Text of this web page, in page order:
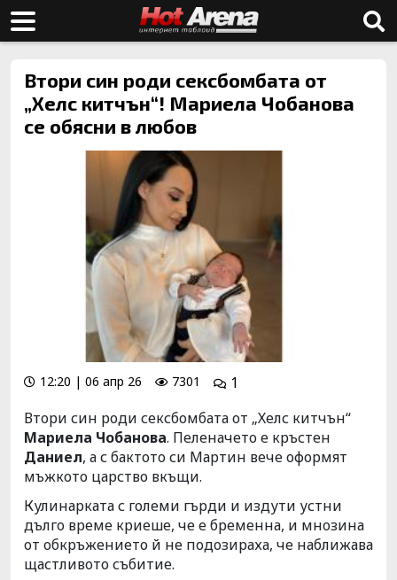
Втори син роди сексбомбата от
„Хелс китчън“! Мариела Чобанова
се обясни в любов
12:20 | 06 апр 26 7301
1
Втори син роди сексбомбата от „Хелс китчън“
Мариела Чобанова. Пеленачето е кръстен
Даниел, а с бактото си Мартин вече оформят
мъжкото царство вкъщи.
Кулинарката с големи гърди и издути устни
дълго време криеше, че е бременна, и мнозина
от обкръжението й не подозираха, че наближава
щастливото събитие.